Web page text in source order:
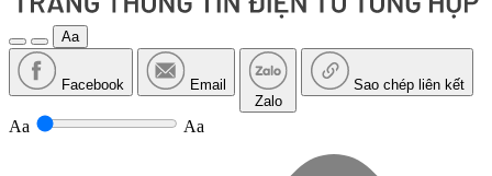
Aa
Facebook
Email
Zalo
Sao chép liên kết
Aa Aa